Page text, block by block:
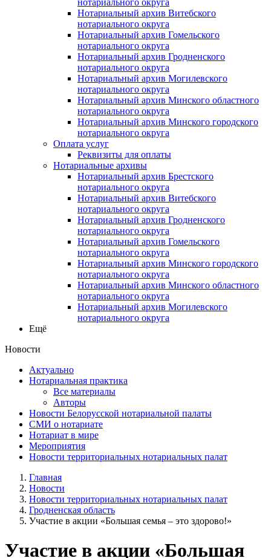
Нотариальный архив Витебского
нотариального округа
Нотариальный архив Гомельского
нотариального округа
Нотариальный архив Гродненского
нотариального округа
Нотариальный архив Могилевского
нотариального округа
Нотариальный архив Минского областного
нотариального округа
Нотариальный архив Минского городского
нотариального округа
Оплата услуг
Реквизиты для оплаты
Нотариальные архивы
Нотариальный архив Брестского
нотариального округа
Нотариальный архив Витебского
нотариального округа
Нотариальный архив Гродненского
нотариального округа
Нотариальный архив Гомельского
нотариального округа
Нотариальный архив Минского городского
нотариального округа
Нотариальный архив Минского областного
нотариального округа
Нотариальный архив Могилевского
нотариального округа
Ещё
Новости
Актуально
Нотариальная практика
Все материалы
Авторы
Новости Белорусской нотариальной палаты
СМИ о нотариате
Нотариат в мире
Мероприятия
Новости территориальных нотариальных палат
Главная
Новости
Новости территориальных нотариальных палат
Гродненская область
Участие в акции «Большая семья – это здорово!»
Участие в акции «Большая